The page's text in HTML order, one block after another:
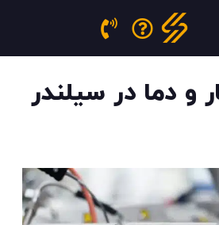
و دما در سیلندر